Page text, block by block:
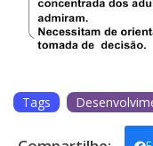
Tags